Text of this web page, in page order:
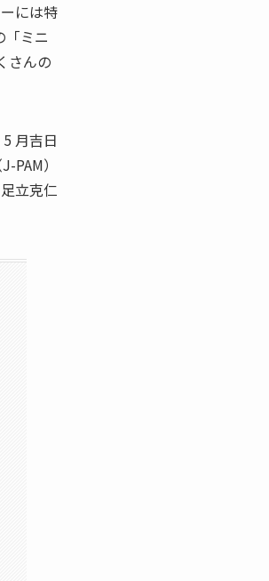
には特
「ミニ
さんの
月吉日
PAM）
克仁